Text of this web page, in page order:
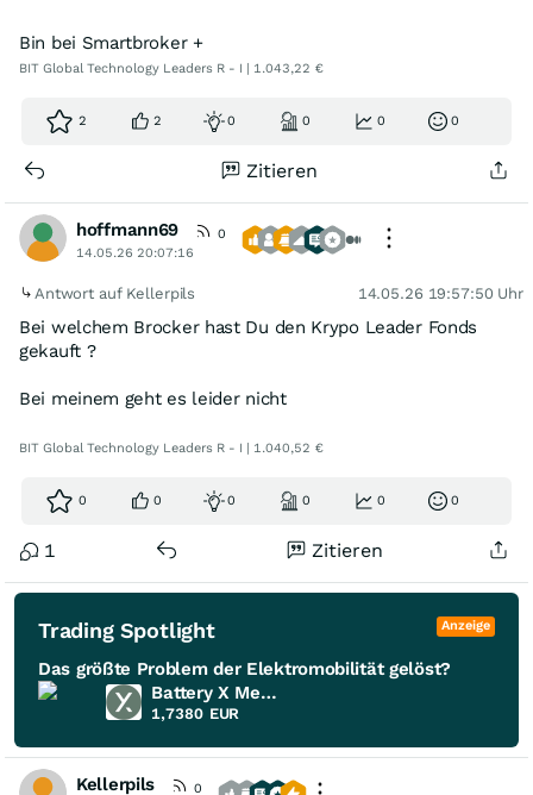
Bin bei Smartbroker +
BIT Global Technology Leaders R - I | 1.043,22 €
2 2 0 0 0 0
Zitieren
hoffmann69
0
14.05.26 20:07:16
Antwort auf Kellerpils 14.05.26 19:57:50 Uhr
Bei welchem Brocker hast Du den Krypo Leader Fonds
gekauft ?
Bei meinem geht es leider nicht
BIT Global Technology Leaders R - I | 1.040,52 €
0 0 0 0 0 0
1 Zitieren
Trading Spotlight Anzeige
Das größte Problem der Elektromobilität gelöst?
Battery X Metals
1,7380 EUR
Kellerpils
0